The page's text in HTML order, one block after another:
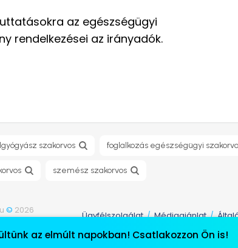
az egészségügyi
rendelkezései az irányadók.
szakorvos foglalkozás egészségügyi
szemész szakorvos
© 2026
Ügyfélszolgálat/Médiaajánlat/
az elmúlt napokban! Csatlakozzon Ön is!